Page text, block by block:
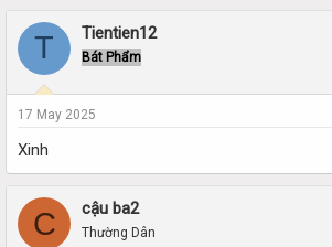
T Tientien12
Bát Phẩm
17 May 2025
Xinh
C cậu ba2
Thường Dân